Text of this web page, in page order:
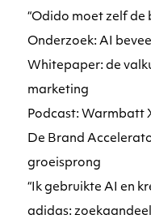
“Odido moet zelf
Onderzoek: AI
Whitepaper: de
marketing
Podcast: Warmbatt
De Brand
groeisprong
“Ik gebruikte AI en
adidas: